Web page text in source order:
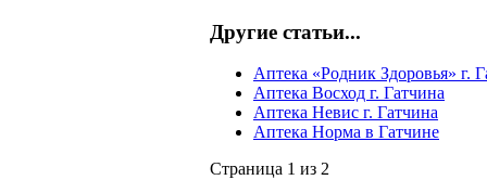
Другие статьи...
Аптека «Родник Здоровья» г.
Аптека Восход г. Гатчина
Аптека Невис г. Гатчина
Аптека Норма в Гатчине
Страница 1 из 2